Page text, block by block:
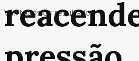
Ver todos os resultados